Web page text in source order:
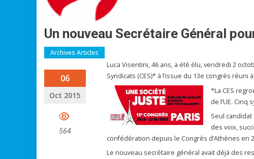
Un nouveau Secrétaire Général
Archives Articles
06
Oct 2015
564
Luca Visentini, 46 ans, a été élu, vendredi 2
Syndicats (CES)* à l’issue du 13e congrès réuni
*La CES
de l’UE. Cinq
Seul candidat
des voix,
confédération depuis le Congrès d’Athènes en
Le nouveau secrétaire général avait déjà des